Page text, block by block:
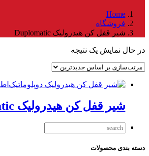
Home
فروشگاه
شیر قفل کن هیدرولیک Duplomatic
در حال نمایش یک نتیجه
شیر قفل کن هیدرولیک Duplomatic
دسته بندی محصولات